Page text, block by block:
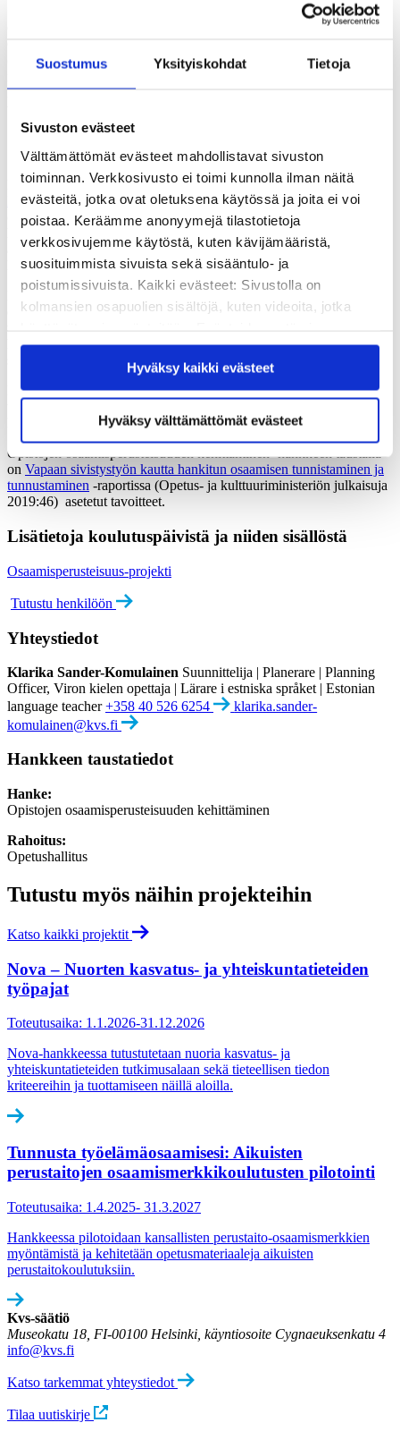
Suostumus Yksityiskohdat Tietoja
Sivuston evästeet
Välttämättömät evästeet mahdollistavat sivuston
toiminnan. Verkkosivusto ei toimi kunnolla ilman näitä
evästeitä, jotka ovat oletuksena käytössä ja joita ei voi
poistaa. Keräämme anonyymejä tilastotietoja
verkkosivujemme käytöstä, kuten kävijämääristä,
suosituimmista sivuista sekä sisääntulo- ja
poistumissivuista. Kaikki evästeet: Sivustolla on
kolmansien osapuolien sisältöjä, kuten videoita, jotka
saattaa estää näiden sisältöjen näkymisen.
Hyväksymällä kaikki evästeet varmistat, että kaikki
sisältö on käytettävissäsi.
Hyväksy kaikki evästeet
Hyväksy välttämättömät evästeet
Osaamisperusteisuus on pedagogisen toiminnan lähtökohta.
osaamisen tunnistamiseen ja tunnustamiseen. Opetustyö aletaan
nähdä oppimisen mahdollistavana, sitä tukevana toimintana.
Muutokset vaikuttavat myös kurssikuvauksiin, opetuksen käytännön
Osaamisperusteisuus-koulutus
Helsingin yksityiset kansalaisopistot,Helsingin aikuisopisto,Etelä-
Helsingin kansalaisopisto jaKalliolan kansalaisopistototeuttivat
osaamisperusteisuus-koulutuksen yhteisenä
henkilöstökoulutushankkeena. Koulutukset pidettiin Helsingin
aikuisopiston tiloissa tai etänä. Hanketta hallinnoi Kalliolan
kansalaisopisto, ja sen rahoittajana toimi Opetushallitus.
Koulutuksen tavoitteena oli perehdyttää
osaamisperusteisuusajatteluun sekä osaamisen tunnistamisen ja
kurssikuvausten laatimisessa, opetuksen käytännön toteuttamisessa
Koko koulutuksen laajuus oli neljä opintopistettä (4 op), ja se
Opistojen osaamisperusteisuuden kehittäminen -hankkeen taustalla
on Vapaan sivistystyön kautta hankitun osaamisen tunnistaminen ja
tunnustaminen -raportissa (Opetus- ja kulttuuriministeriön julkaisuja
2019:46) asetetut tavoitteet.
Lisätietoja koulutuspäivistä ja niiden sisällöstä
Osaamisperusteisuus-projekti
Tutustu henkilöön
Yhteystiedot
Klarika Sander-Komulainen Suunnittelija | Planerare | Planning
Officer, Viron kielen opettaja | Lärare i estniska språket | Estonian
language teacher +358 40 526 6254
klarika.sander-
komulainen@kvs.fi
Hankkeen taustatiedot
Hanke:
Opistojen osaamisperusteisuuden kehittäminen
Rahoitus:
Opetushallitus
Tutustu myös näihin projekteihin
Katso kaikki projektit
Nova – Nuorten kasvatus- ja yhteiskuntatieteiden
työpajat
Toteutusaika: 1.1.2026-31.12.2026
Nova-hankkeessa tutustutetaan nuoria kasvatus- ja
yhteiskuntatieteiden tutkimusalaan sekä tieteellisen tiedon
kriteereihin ja tuottamiseen näillä aloilla.
Tunnusta työelämäosaamisesi: Aikuisten
perustaitojen osaamismerkkikoulutus­ten pilotointi
Toteutusaika: 1.4.2025- 31.3.2027
Hankkeessa pilotoidaan kansallisten perustaito-osaamismerkkien
myöntämistä ja kehitetään opetusmateriaaleja aikuisten
perustaitokoulutuksiin.
Kvs-säätiö
Museokatu 18, FI-00100 Helsinki, käyntiosoite Cygnaeuksenkatu 4
info@kvs.fi
Katso tarkemmat yhteystiedot
Tilaa uutiskirje